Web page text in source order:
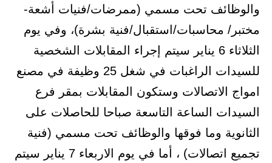
والوظائف تحت مسمي (ممرضات/فنيات أشعة-
مختبر/ محاسبات/استقبال/فنية بشرة)، وفي يوم
الثلاثاء 6 يناير سيتم إجراء المقابلات الشخصية
للسيدات الراغبات في شغل 25 وظيفة في مصنع
امواج الاتصالات وستكون المقابلات بمقر فرع
السيدات الساعة التاسعة صباحا للحاصلات على
الثانوية وما فوقها والوظائف تحت مسمي (فنية
تجميع اتصالات) ، أما في يوم الاربعاء 7 يناير سيتم